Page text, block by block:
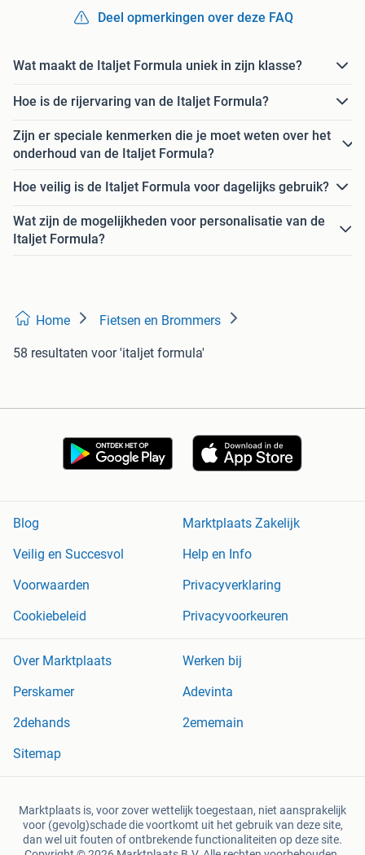
Deel opmerkingen over deze FAQ
Wat maakt de Italjet Formula uniek in zijn klasse?
Hoe is de rijervaring van de Italjet Formula?
Zijn er speciale kenmerken die je moet weten over het
onderhoud van de Italjet Formula?
Hoe veilig is de Italjet Formula voor dagelijks gebruik?
Wat zijn de mogelijkheden voor personalisatie van de
Italjet Formula?
Home Fietsen en Brommers
58 resultaten voor 'italjet formula'
Blog
Marktplaats Zakelijk
Veilig en Succesvol
Help en Info
Voorwaarden
Privacyverklaring
Cookiebeleid
Privacyvoorkeuren
Over Marktplaats
Werken bij
Perskamer
Adevinta
2dehands
2ememain
Sitemap
Marktplaats is, voor zover wettelijk toegestaan, niet aansprakelijk
voor (gevolg)schade die voortkomt uit het gebruik van deze site,
dan wel uit fouten of ontbrekende functionaliteiten op deze site.